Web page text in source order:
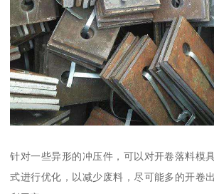
针对一些异形的冲压件，可以对开卷落料模
式进行优化，以减少废料，尽可能多的开卷